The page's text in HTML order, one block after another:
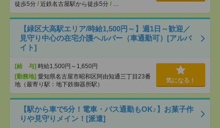
徒歩5分 / 近鉄名古屋駅から徒歩5分 / …
【緑区大高駅エリア/時給1,500円～】週1日～歓迎／
見守り中心の在宅介護ヘルパー（車通勤可）[アルバ
イト]
[給 与] 時給1,500円～1,650円
[勤務地] 愛知県名古屋市昭和区阿由知通三丁目23番
地（最寄り駅：地下鉄御器所駅）
気になる！
【駅から車で5分！電車・バス通勤もOK♪】お菓子作
りや見守りメイン！[派遣]